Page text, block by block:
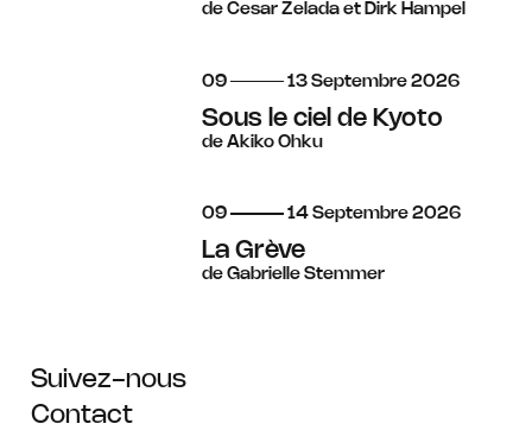
de Cesar Zelada et Dirk Hampel
du
09 au
13 septembre
Septembre 2026
Sous le ciel de Kyoto
de Akiko Ohku
du
09 au
14 septembre
Septembre 2026
La Grève
de Gabrielle Stemmer
Suivez-nous
Contact